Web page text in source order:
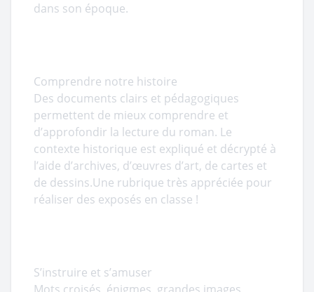
dans son époque.
Comprendre notre histoire
Des documents clairs et pédagogiques
permettent de mieux comprendre et
d’approfondir la lecture du roman. Le
contexte historique est expliqué et décrypté à
l’aide d’archives, d’œuvres d’art, de cartes et
de dessins.Une rubrique très appréciée pour
réaliser des exposés en classe !
S’instruire et s’amuser